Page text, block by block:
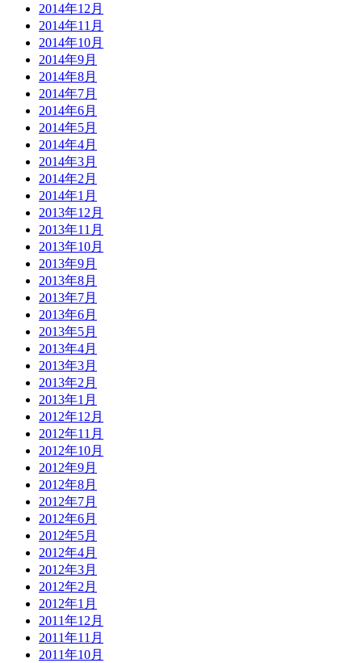
2014年12月
2014年11月
2014年10月
2014年9月
2014年8月
2014年7月
2014年6月
2014年5月
2014年4月
2014年3月
2014年2月
2014年1月
2013年12月
2013年11月
2013年10月
2013年9月
2013年8月
2013年7月
2013年6月
2013年5月
2013年4月
2013年3月
2013年2月
2013年1月
2012年12月
2012年11月
2012年10月
2012年9月
2012年8月
2012年7月
2012年6月
2012年5月
2012年4月
2012年3月
2012年2月
2012年1月
2011年12月
2011年11月
2011年10月